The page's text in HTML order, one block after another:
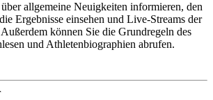
allgemeine Neuigkeiten informieren, den
Ergebnisse einsehen und Live-Streams der
können Sie die Grundregeln des
und Athletenbiographien abrufen.